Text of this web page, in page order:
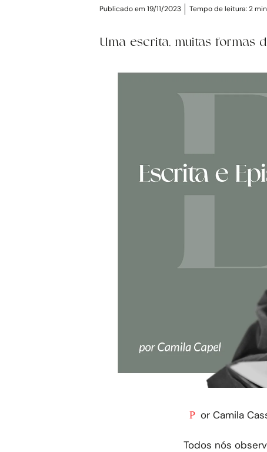
Publicado em 19/11/2023 Tempo de leitura: 2 min
Uma escrita, muitas formas
Por Camila
Todos nós